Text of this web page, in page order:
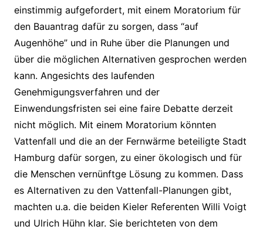
einstimmig aufgefordert, mit einem Moratorium für
den Bauantrag dafür zu sorgen, dass “auf
Augenhöhe” und in Ruhe über die Planungen und
über die möglichen Alternativen gesprochen werden
kann. Angesichts des laufenden
Genehmigungsverfahren und der
Einwendungsfristen sei eine faire Debatte derzeit
nicht möglich. Mit einem Moratorium könnten
Vattenfall und die an der Fernwärme beteiligte Stadt
Hamburg dafür sorgen, zu einer ökologisch und für
die Menschen vernünftge Lösung zu kommen. Dass
es Alternativen zu den Vattenfall-Planungen gibt,
machten u.a. die beiden Kieler Referenten Willi Voigt
und Ulrich Hühn klar. Sie berichteten von dem